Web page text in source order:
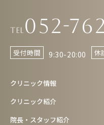
Tel 052-
受付時間 9:30-20:00 休
クリニック情報
クリニック紹介
院長・スタッフ紹介